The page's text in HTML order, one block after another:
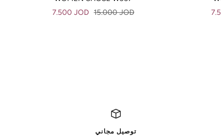
Sale
7.500 JOD Regular
15.000 JOD
توصيل مجاني